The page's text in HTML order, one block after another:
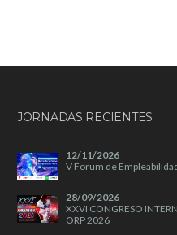
JORNADAS RECIENTES
12/11/2026
V Forum de
28/09/2026
XXVI CONGRESO
ORP 2026